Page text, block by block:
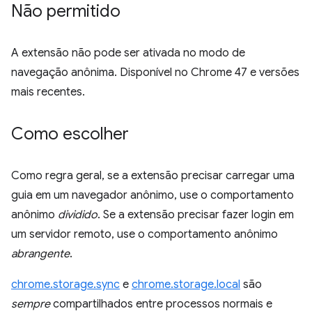
Não permitido
A extensão não pode ser ativada no modo de
navegação anônima. Disponível no Chrome 47 e versões
mais recentes.
Como escolher
Como regra geral, se a extensão precisar carregar uma
guia em um navegador anônimo, use o comportamento
anônimo dividido. Se a extensão precisar fazer login em
um servidor remoto, use o comportamento anônimo
abrangente.
chrome.storage.sync e chrome.storage.local são
semprecompartilhados entre processos normais e